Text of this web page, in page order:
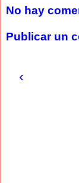
No hay
Publicar un
‹